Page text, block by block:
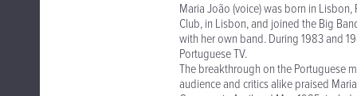
Maria João (voice) was born in
Club, in Lisbon, and joined the Big
with her own band. During 1983 and
Portuguese TV.
The breakthrough on the Portuguese
audience and critics alike praised